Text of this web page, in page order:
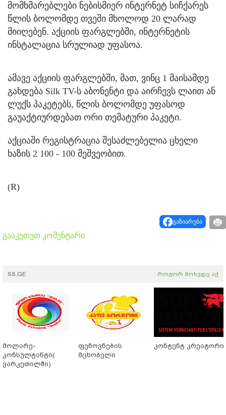
მომხმარებლები ნებისმიერ ინტერნეტ სიჩქარეს
წლის ბოლომდე თვეში მხოლოდ 20 ლარად
მიიღებენ. აქციის ფარგლებში, ინტერნეტის
ინსტალაცია სრულიად უფასოა.
ამავე აქციის ფარგლებში, მათ, ვინც 1 მაისამდე
გახდება Silk TV-ს აბონენტი და აირჩევს ლაით ან
ლუქს პაკეტებს, წლის ბოლომდე უფასოდ
გაუაქტიურდებათ ორი თემატური პაკეტი.
აქციაში რეგისტრაცია შესაძლებელია ცხელი
ხაზის 2 100 - 100 მეშვეობით.
(R)
გაზიარება
გააკეთეთ კომენტარი
SS.GE როგორ მოხვდე აქ
მოლარე-
კონსულტანტი(
ვარკეთილში)
ფენოვნების
მცხობელი
კონტენტ კრეატორი